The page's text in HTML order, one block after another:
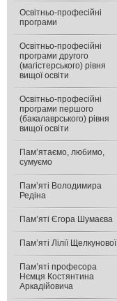
Освітньо-професійні
програми
Освітньо-професійні
програми другого
(магістерського) рівня
вищої освіти
Освітньо-професійні
програми першого
(бакалаврського) рівня
вищої освіти
Пам’ятаємо, любимо,
сумуємо
Пам’яті Володимира
Редіна
Пам’яті Єгора Шумаєва
Пам’яті Лілії Щелкунової
Пам’яті професора
Нємця Костянтина
Аркадійовича